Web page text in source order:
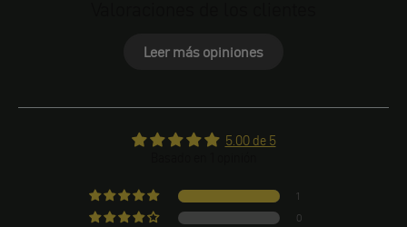
Leer más opiniones
5.00 de 5
1
0